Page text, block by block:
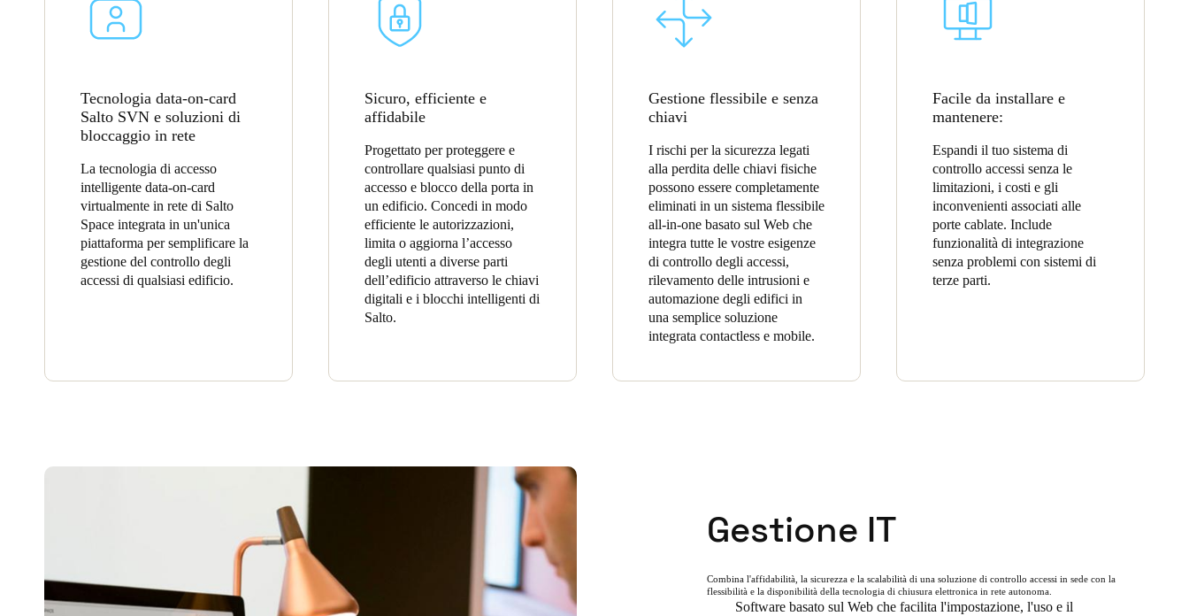
Salva nuova selezione come predefinita
Tecnologia data-on-card
Salto SVN e soluzioni di
bloccaggio in rete
La tecnologia di accesso
intelligente data-on-card
virtualmente in rete di Salto
Space integrata in un'unica
piattaforma per semplificare la
gestione del controllo degli
accessi di qualsiasi edificio.
Sicuro, efficiente e
affidabile
Progettato per proteggere e
controllare qualsiasi punto di
accesso e blocco della porta in
un edificio. Concedi in modo
efficiente le autorizzazioni,
limita o aggiorna l’accesso
degli utenti a diverse parti
dell’edificio attraverso le chiavi
digitali e i blocchi intelligenti di
Salto.
Gestione flessibile e senza
chiavi
I rischi per la sicurezza legati
alla perdita delle chiavi fisiche
possono essere completamente
eliminati in un sistema flessibile
all-in-one basato sul Web che
integra tutte le vostre esigenze
di controllo degli accessi,
rilevamento delle intrusioni e
automazione degli edifici in
una semplice soluzione
integrata contactless e mobile.
Facile da installare e
mantenere:
Espandi il tuo sistema di
controllo accessi senza le
limitazioni, i costi e gli
inconvenienti associati alle
porte cablate. Include
funzionalità di integrazione
senza problemi con sistemi di
terze parti.
Gestione IT
Combina l'affidabilità, la sicurezza e la scalabilità di una soluzione di controllo accessi in sede con la
flessibilità e la disponibilità della tecnologia di chiusura elettronica in rete autonoma.
Software basato sul Web che facilita l'impostazione, l'uso e il